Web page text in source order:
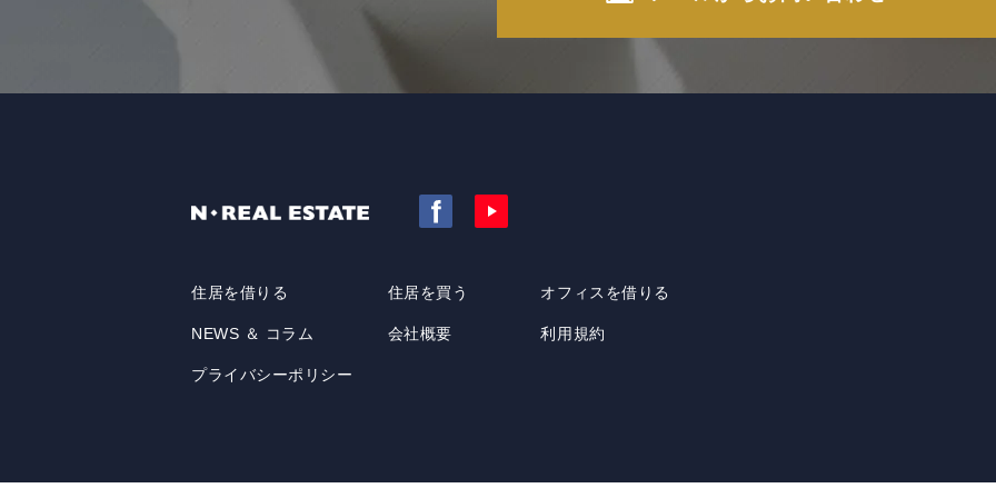
ベトナムまでお気軽にお問合せ下さい。
住居を借りる 住居を買う オフィスを借りる
NEWS ＆ コラム 会社概要 利用規約
プライバシーポリシー